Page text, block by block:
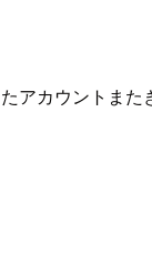
アカウントまた